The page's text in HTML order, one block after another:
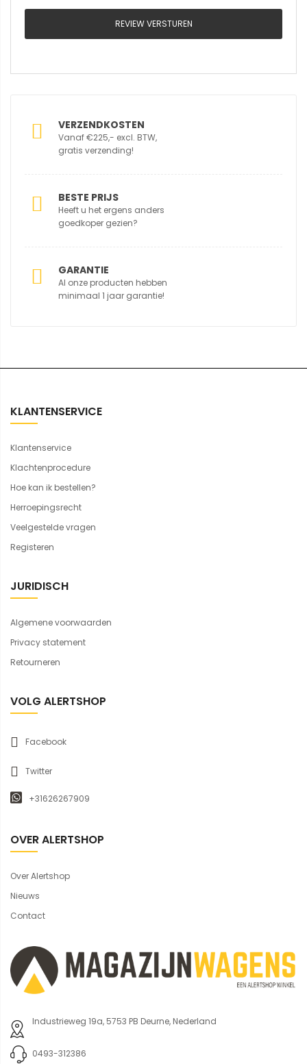
REVIEW VERSTUREN
VERZENDKOSTEN
Vanaf €225,- excl. BTW,
gratis verzending!
BESTE PRIJS
Heeft u het ergens anders
goedkoper gezien?
GARANTIE
Al onze producten hebben
minimaal 1 jaar garantie!
KLANTENSERVICE
Klantenservice
Klachtenprocedure
Hoe kan ik bestellen?
Herroepingsrecht
Veelgestelde vragen
Registeren
JURIDISCH
Algemene voorwaarden
Privacy statement
Retourneren
VOLG ALERTSHOP
Facebook
Twitter
+31626267909
OVER ALERTSHOP
Over Alertshop
Nieuws
Contact
Industrieweg 19a, 5753 PB Deurne, Nederland
0493-312386